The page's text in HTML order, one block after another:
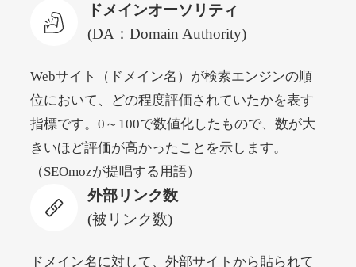
詳細を見る
DA53 外部リンク数 430 ドメイン年齢
詳細を見る
dog-life-jacket.com
ジャンルその他
外部リンク数393
入札 0件
ドメインオーソリティ
(DA：Domain Authority)
Webサイト（ドメイン名）が検索エンジンの順
位において、どの程度評価されていたかを表す
指標です。0～100で数値化したもので、数が大
きいほど評価が高かったことを示します。
（SEOmozが提唱する用語）
外部リンク数
(被リンク数)
ドメイン名に対して、外部サイトから貼られて